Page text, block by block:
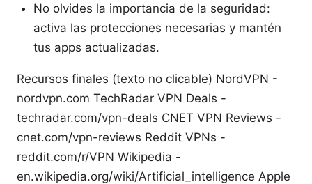
No olvides la importancia de la seguridad:
activa las protecciones necesarias y mantén
tus apps actualizadas.
Recursos finales (texto no clicable) NordVPN -
nordvpn.com TechRadar VPN Deals -
techradar.com/vpn-deals CNET VPN Reviews -
cnet.com/vpn-reviews Reddit VPNs -
reddit.com/r/VPN Wikipedia -
en.wikipedia.org/wiki/Artificial_intelligence Apple